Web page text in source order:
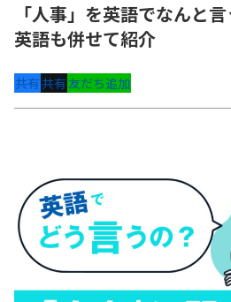
「人事」を英語でなんと
英語も併せて紹介
共有共有友だち追加